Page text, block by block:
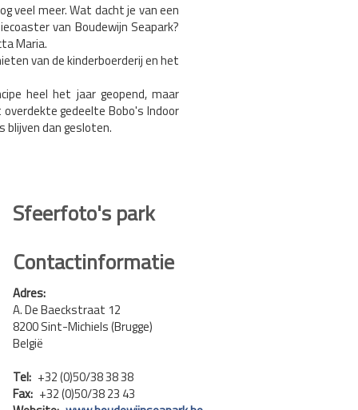
veel meer. Wat dacht je van een
van Boudewijn Seapark?
Maria.
van de kinderboerderij en het
heel het jaar geopend, maar
gedeelte Bobo's Indoor
blijven dan gesloten.
Sfeerfoto's park
Contactinformatie
Adres:
A. De Baeckstraat 12
8200 Sint-Michiels (Brugge)
België
Tel: +32 (0)50/38 38 38
Fax: +32 (0)50/38 23 43